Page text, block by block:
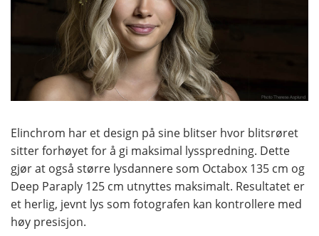
Elinchrom har et design på sine blitser hvor blitsrøret
sitter forhøyet for å gi maksimal lysspredning. Dette
gjør at også større lysdannere som Octabox 135 cm og
Deep Paraply 125 cm utnyttes maksimalt. Resultatet er
et herlig, jevnt lys som fotografen kan kontrollere med
høy presisjon.